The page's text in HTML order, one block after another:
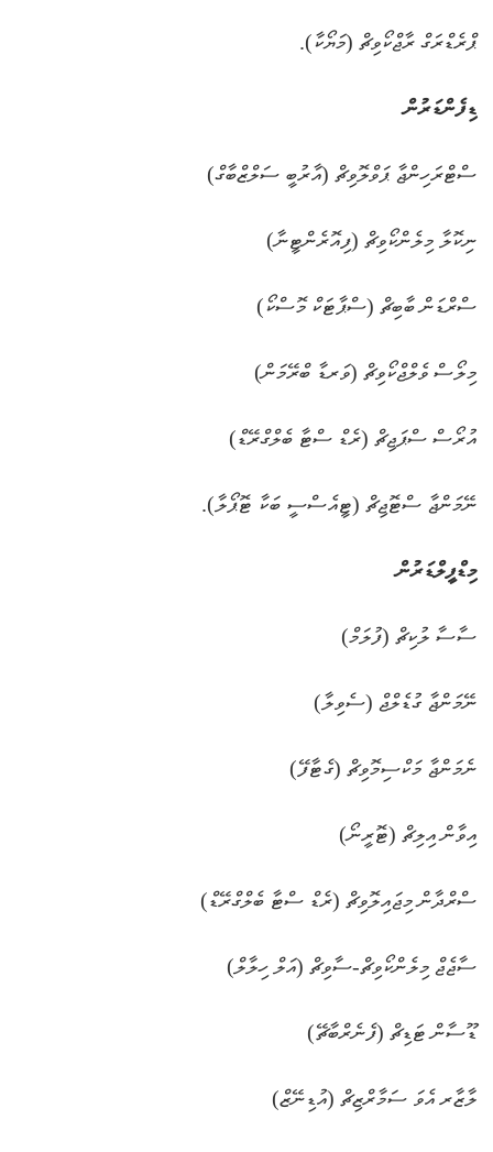
ޕްރެޑްރަގް ރާޖްކޯވިޗް (މަޔޯކާ).
ޑިފެންޑަރުން
ސްޓްރަހިންޖާ ޕަވްލޮވިޗް (އާރުބީ ސަލްޒްބާގް)
ނިކޮލާ މިލެންކޯވިޗް (ފިއޮރެންޓީނާ)
ސްރްޑަން ބާބިޗް (ސްޕާޓަކް މޮސްކޯ)
މިލޯސް ވެލްޖްކޯވިޗް (ވަރޑާ ބްރޭމަން)
އުރޯސް ސްޕަޖިޗް (ރެޑް ސްޓާ ބެލްގްރޭޑް)
ނޭމަންޖާ ސްޓޮޖިޗް (ޓީއެސްސީ ބަކާ ޓޮޕޯލާ).
މިޑްފީލްޑަރުން
ސާސާ ލުކިޗް (ފުލަމް)
ނޭމަންޖާ ގުޑެލްޖް (ސެވިލާ)
ނެމަންޖާ މަކްސިމޮވިޗް (ގެޓާފޭ)
އިވާން އިލިޗް (ޓޮރީނޯ)
ސްރްދާން މިޖައިލޮވިޗް (ރެޑް ސްޓާ ބެލްގްރޭޑް)
ސާޖެޖް މިލެންކޯވިޗް-ސާވިޗް (އަލް ހިލާލް)
ޑޫސާން ޓަޑިޗް (ފެނެރްބާޗޭ)
ލާޒާރ އެވަ ސަމާރްޒިޗް (އުޑިނޭޒް)